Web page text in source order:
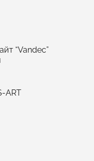
“Vandec”
ART